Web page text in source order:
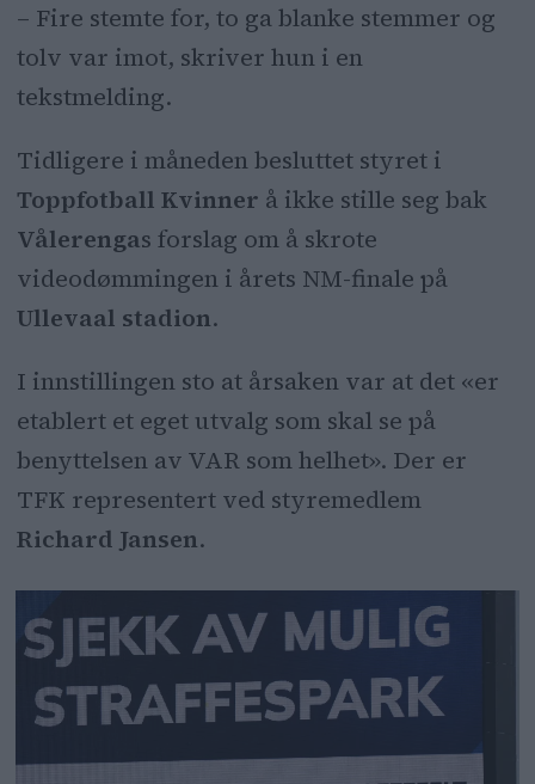
– Fire stemte for, to ga blanke stemmer og
tolv var imot, skriver hun i en
tekstmelding.
Tidligere i måneden besluttet styret i
Toppfotball Kvinner å ikke stille seg bak
Vålerengas forslag om å skrote
videodømmingen i årets NM-finale på
Ullevaal stadion.
I innstillingen sto at årsaken var at det «er
etablert et eget utvalg som skal se på
benyttelsen av VAR som helhet». Der er
TFK representert ved styremedlem
Richard Jansen.